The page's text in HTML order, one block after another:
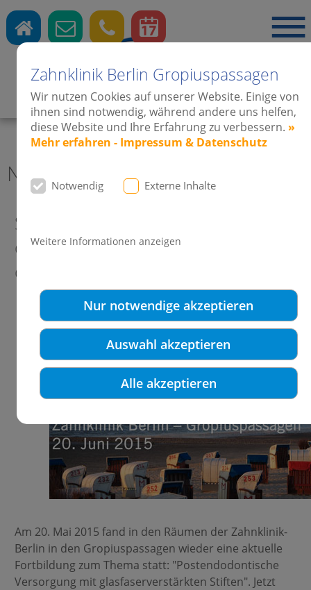
Zahnklinik Berlin Gropiuspassagen
Wir nutzen Cookies auf unserer Website. Einige von
ihnen sind notwendig, während andere uns helfen,
diese Website und Ihre Erfahrung zu verbessern. »
Mehr erfahren - Impressum & Datenschutz
Notwendig Externe Inhalte
Weitere Informationen anzeigen
Nur notwendige akzeptieren
Auswahl akzeptieren
Alle akzeptieren
Zahnärzte ·Kieferorthopädie ·Implantate
News 2015 Zahnklinik Berlin
Sommerliche Ferienstimmung bei
der letzten Fortbildungstagung in
der Zahnklinik-Berlin.
Am 20. Mai 2015 fand in den Räumen der Zahnklinik-
Berlin in den Gropiuspassagen wieder eine aktuelle
Fortbildung zum Thema statt: "Postendodontische
Versorgung mit glasfaserverstärkten Stiften". Jetzt